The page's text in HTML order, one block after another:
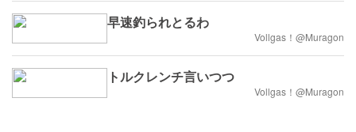
早速釣られとるわ
Vollgas！@Muragon
トルクレンチ言いつつ
Vollgas！@Muragon